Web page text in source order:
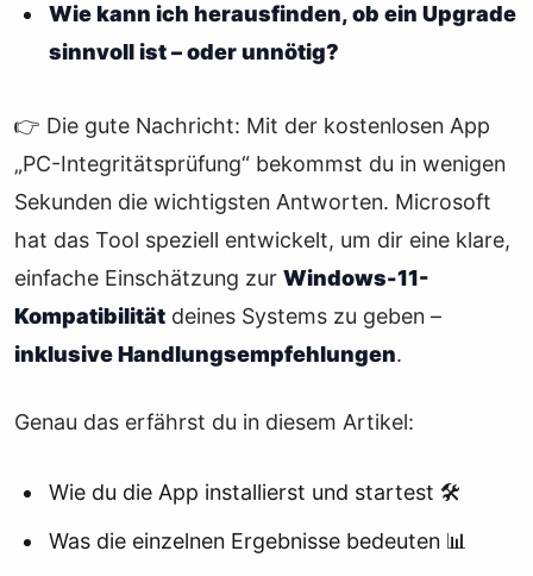
Wie kann ich herausfinden, ob ein Upgrade
sinnvoll ist – oder unnötig?
👉 Die gute Nachricht: Mit der kostenlosen App
„PC-Integritätsprüfung“ bekommst du in wenigen
Sekunden die wichtigsten Antworten. Microsoft
hat das Tool speziell entwickelt, um dir eine klare,
einfache Einschätzung zur Windows-11-
Kompatibilität deines Systems zu geben –
inklusive Handlungsempfehlungen.
Genau das erfährst du in diesem Artikel:
Wie du die App installierst und startest 🛠️
Was die einzelnen Ergebnisse bedeuten 📊